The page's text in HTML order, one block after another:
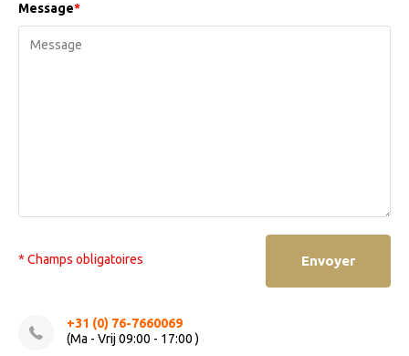
Message*
* Champs obligatoires Envoyer
+31 (0) 76-7660069
(Ma - Vrij 09:00 - 17:00 )